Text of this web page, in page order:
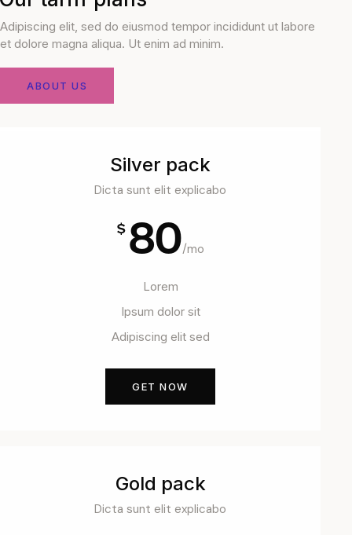
Gold pack
Dicta sunt elit explicabo
Silver pack
Dicta sunt elit explicabo
$ 80/mo
Lorem
Ipsum dolor sit
Adipiscing elit sed
GET NOW
Adipiscing elit, sed do eiusmod tempor incididunt ut labore
et dolore magna aliqua. Ut enim ad minim.
ABOUT US